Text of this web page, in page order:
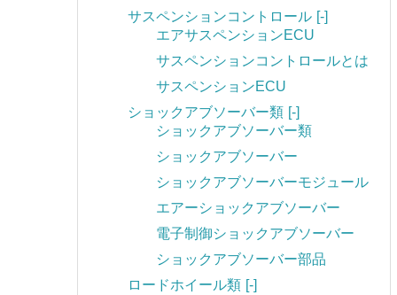
サスペンションコントロール [-]
エアサスペンションECU
サスペンションコントロールとは
サスペンションECU
ショックアブソーバー類 [-]
ショックアブソーバー類
ショックアブソーバー
ショックアブソーバーモジュール
エアーショックアブソーバー
電子制御ショックアブソーバー
ショックアブソーバー部品
ロードホイール類 [-]